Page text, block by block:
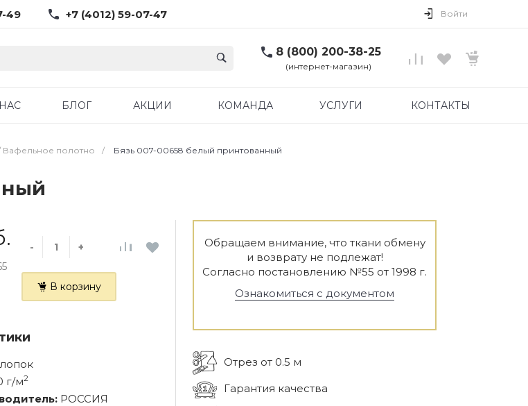
49 +7 (4012) 59-07-47 Войти
8 (800) 200-38-25
(интернет-магазин)
БЛОГ АКЦИИ КОМАНДА УСЛУГИ КОНТАКТЫ
Вафельное полотно / Бязь 007-00658 белый принтованный
- +
В корзину
г/м2
РОССИЯ
Обращаем внимание, что ткани обмену
и возврату не подлежат!
Согласно постановлению №55 от 1998 г.
Ознакомиться с документом
Отрез от 0.5 м
Гарантия качества